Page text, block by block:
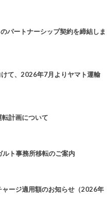
パートナーシップ契約を締結しま
けて、2026年7月よりヤマト運輸
計画について
ト事務所移転のご案内
ージ適用額のお知らせ（2026年